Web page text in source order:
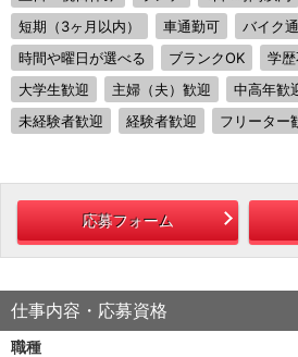
短期（3ヶ月以内）
車通勤可
バイク
時間や曜日が選べる
ブランクOK 学
大学生歓迎
主婦（夫）歓迎 中高年歓
未経験者歓迎
経験者歓迎 フリーター
応募フォーム
仕事内容・応募資格
職種